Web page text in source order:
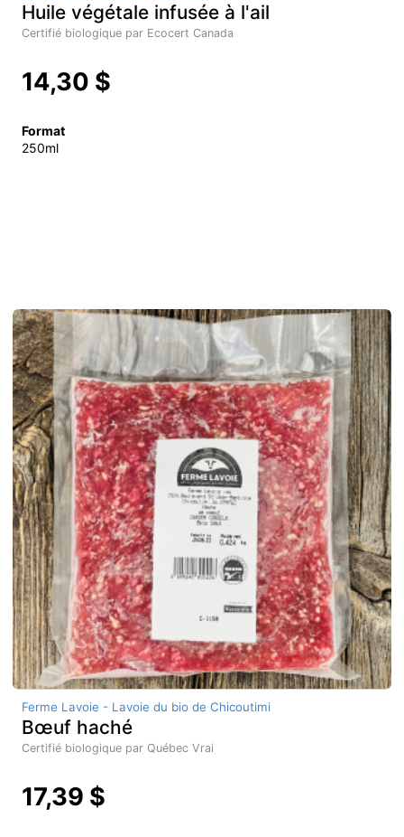
Huile végétale infusée à l'ail
Certifié biologique par Ecocert Canada
14,30 $
Format
250ml
Ferme Lavoie - Lavoie du bio de Chicoutimi
Bœuf haché
Certifié biologique par Québec Vrai
17,39 $